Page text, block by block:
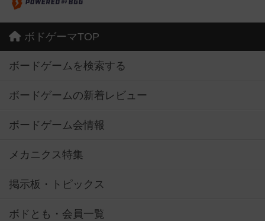
ボドゲーマTOP
ボードゲームを検索する
ボードゲームの新着レビュー
ボードゲーム会情報
メカニクス特集
掲示板・トピックス
ボドとも・会員一覧